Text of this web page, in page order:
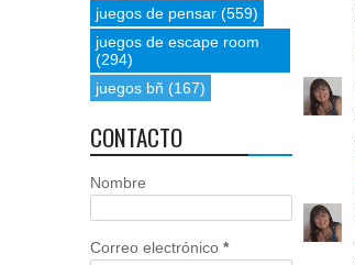
juegos de pensar (559)
juegos de escape room
(294)
juegos bñ (167)
CONTACTO
Nombre
Correo electrónico *